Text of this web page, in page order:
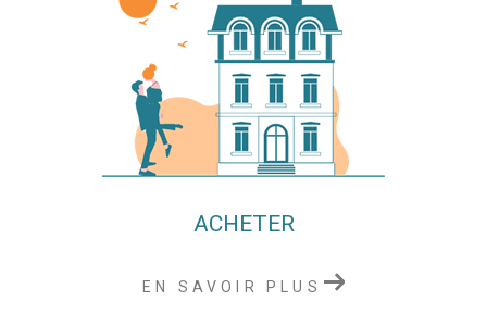
ACHETER
EN SAVOIR PLUS